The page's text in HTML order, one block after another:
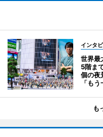
インタ
世界最
5階ま
個の
「も
も